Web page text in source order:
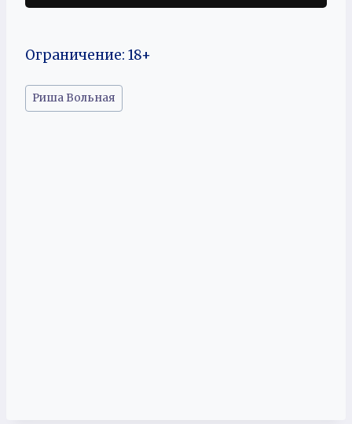
Ограничение: 18+
Метки
записи:
Риша Вольная